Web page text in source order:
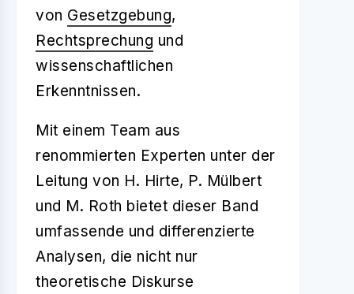
von Gesetzgebung,
Rechtsprechung und
wissenschaftlichen
Erkenntnissen.
Mit einem Team aus
renommierten Experten unter der
Leitung von H. Hirte, P. Mülbert
und M. Roth bietet dieser Band
umfassende und differenzierte
Analysen, die nicht nur
theoretische Diskurse